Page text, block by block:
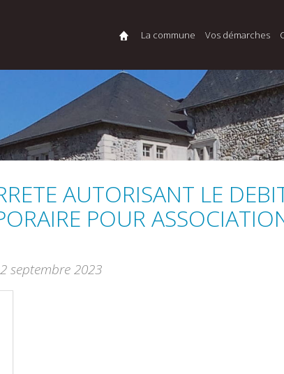
La commune Vos démarches
AUTORISANT LE
POUR
septembre 2023